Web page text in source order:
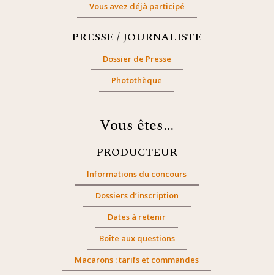
Vous avez déjà participé
PRESSE / JOURNALISTE
Dossier de Presse
Photothèque
Vous êtes…
PRODUCTEUR
Informations du concours
Dossiers d’inscription
Dates à retenir
Boîte aux questions
Macarons : tarifs et commandes